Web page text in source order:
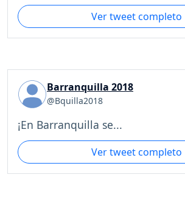
Ver tweet completo
Barranquilla 2018
@Bquilla2018
¡En Barranquilla se...
Ver tweet completo